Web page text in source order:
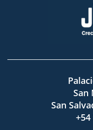
San
San
+54